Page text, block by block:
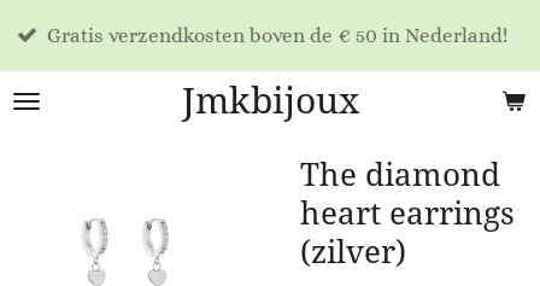
Ga
de
Jmkbijoux
verzendkosten boven de € 50 in Nederland!
The diamond
heart earrings
(zilver)